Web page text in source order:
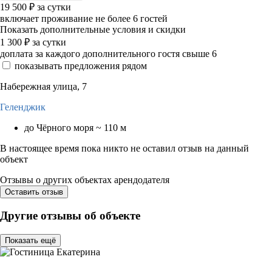
19 500 ₽ за сутки
включает проживание не более 6 гостей
Показать дополнительные условия и скидки
1 300 ₽ за сутки
доплата за каждого дополнительного гостя свыше 6
показывать предложения рядом
Набережная улица, 7
Геленджик
до Чёрного моря ~ 110 м
В настоящее время пока никто не оставил отзыв на данный
объект
Отзывы о других объектах арендодателя
Оставить отзыв
Другие отзывы об объекте
Показать ещё